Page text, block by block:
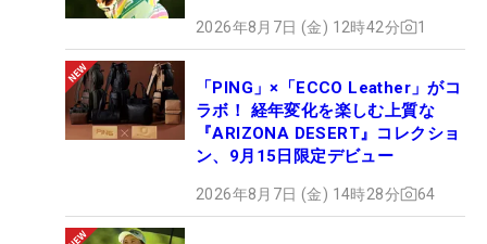
2026年8月7日 (金) 12時42分 1
「PING」×「ECCO Leather」がコ
ラボ！ 経年変化を楽しむ上質な
『ARIZONA DESERT』コレクショ
ン、9月15日限定デビュー
2026年8月7日 (金) 14時28分 64